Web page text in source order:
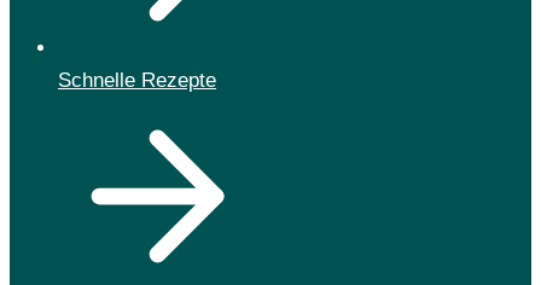
Schnelle Rezepte